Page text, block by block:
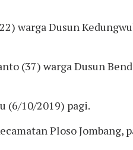
warga Dusun
(37) warga Dusun
(6/10/2019) pagi.
Ploso Jombang,